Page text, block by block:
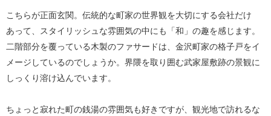
こちらが正面玄関。伝統的な町家の世界観を大切にする会社だけ
あって、スタイリッシュな雰囲気の中にも「和」の趣を感じます。
二階部分を覆っている木製のファサードは、金沢町家の格子戸をイ
メージしているのでしょうか。界隈を取り囲む武家屋敷跡の景観に
しっくり溶け込んでいます。
ちょっと寂れた町の銭湯の雰囲気も好きですが、観光地で訪れるな